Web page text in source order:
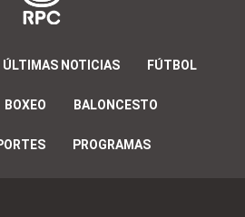
ÚLTIMAS NOTICIAS FÚTBOL
BOXEO BALONCESTO
PROGRAMAS